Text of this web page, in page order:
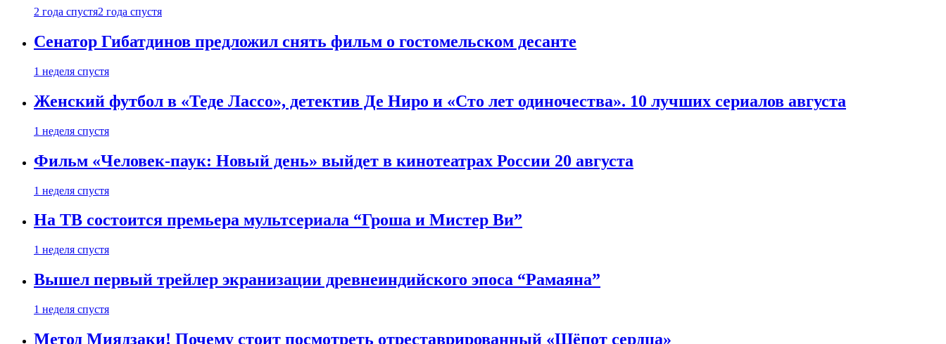
2 года спустя2 года спустя
Сенатор Гибатдинов предложил снять фильм о гостомельском десанте
1 неделя спустя
Женский футбол в «Теде Лассо», детектив Де Ниро и «Сто лет одиночества». 10 лучших сериалов августа
1 неделя спустя
Фильм «Человек-паук: Новый день» выйдет в кинотеатрах России 20 августа
1 неделя спустя
На ТВ состоится премьера мультсериала “Гроша и Мистер Ви”
1 неделя спустя
Вышел первый трейлер экранизации древнеиндийского эпоса “Рамаяна”
1 неделя спустя
Метод Миядзаки! Почему стоит посмотреть отреставрированный «Шёпот сердца»